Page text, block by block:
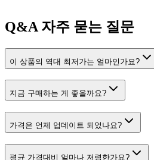
Q&A 자주 묻는 질문
이 상품의 역대 최저가는 얼마인가요?
지금 구매하는 게 좋을까요?
가격은 언제 업데이트 되었나요?
평균 가격대비 얼마나 저렴한가요?